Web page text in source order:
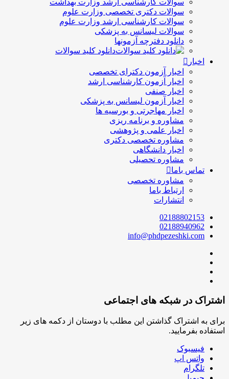
سوالات دکتری تخصصی وزارت علوم
سوالات کارشناسی ارشد وزارت علوم
سوالات لیسانس به پزشکی
دانلود دفترچه آزمونها
دانلود کلید سوالات
اخبار
اخبار آزمون دکترای تخصصی
اخبار آزمون کارشناسی ارشد
اخبار صنفی
اخبار آزمون لیسانس به پزشکی
اخبار مهاجرتی و بورسیه ها
مشاوره و برنامه ریزی
اخبار علمی و پژوهشی
مشاوره تخصصی دکتری
اخبار دانشگاهی
مشاوره تحصیلی
تماس باما
مشاوره تخصصی
ارتباط باما
انتشارات
02188802153
02188940962
info@phdpezeshki.com
اشتراک در شبکه های اجتماعی
برای به اشتراک گذاشتن این مطلب با دوستان از دکمه های زیر
استفاده بفرمایید.
فیسبوک
واتس اپ
تلگرام